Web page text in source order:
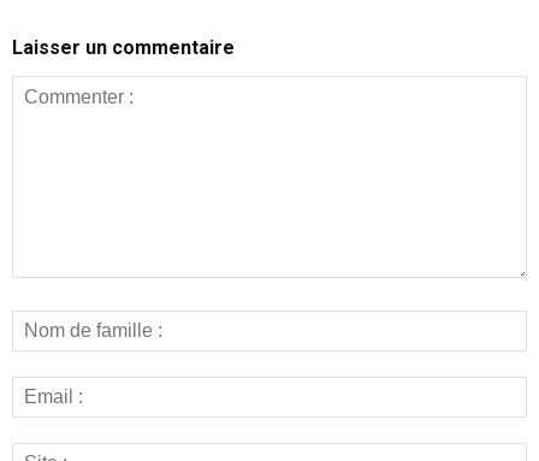
Laisser un commentaire